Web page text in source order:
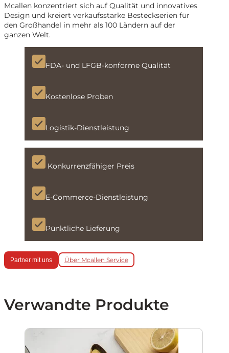
Mcallen konzentriert sich auf Qualität und innovatives
Design und kreiert verkaufsstarke Besteckserien für
den Großhandel in mehr als 100 Ländern auf der
ganzen Welt.
FDA- und LFGB-konforme Qualität
Kostenlose Proben
Logistik-Dienstleistung
Konkurrenzfähiger Preis
E-Commerce-Dienstleistung
Pünktliche Lieferung
Partner mit uns Über Mcallen Service
Verwandte Produkte